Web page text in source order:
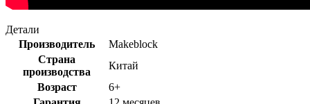
Детали
Производитель
Makeblock
Страна
производства
Китай
Возраст
6+